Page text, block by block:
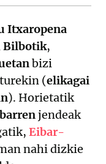
Itxaropena
Bilbotik,
bizi
(elikagai
). Horietatik
jendeak
Eibar-
nahi dizkie